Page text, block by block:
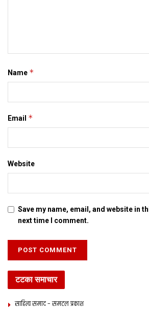
Tags: Bihar
Name *
Email *
Website
Save my name, email, and website in
next time I comment.
टटका समाचार
साहित्य समाद – समटल प्रकाश